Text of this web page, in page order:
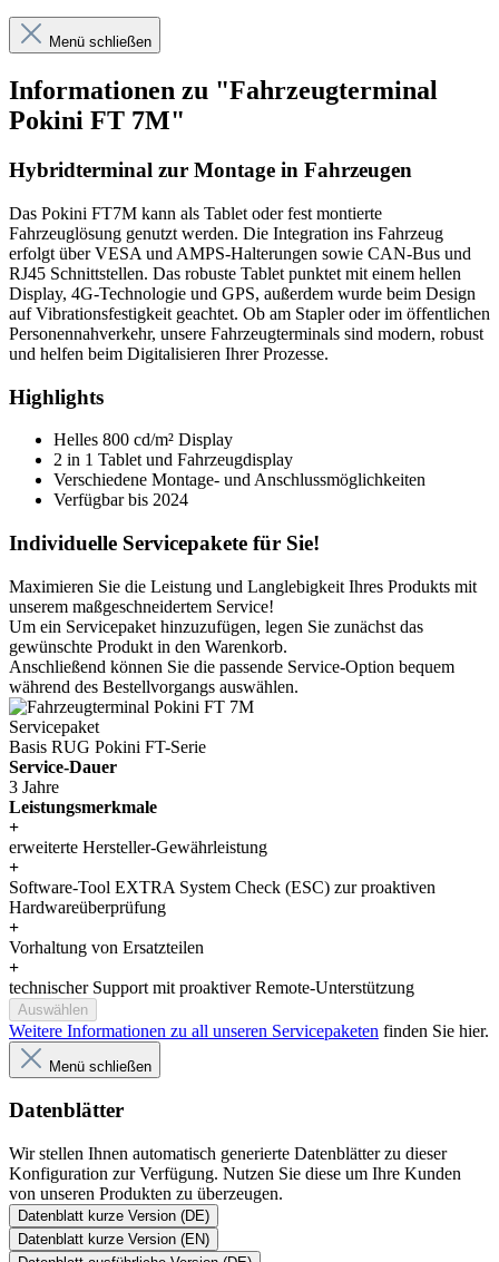
Menü schließen
Informationen zu "Fahrzeugterminal
Pokini FT 7M"
Hybridterminal zur Montage in Fahrzeugen
Das Pokini FT7M kann als Tablet oder fest montierte
Fahrzeuglösung genutzt werden. Die Integration ins Fahrzeug
erfolgt über VESA und AMPS-Halterungen sowie CAN-Bus und
RJ45 Schnittstellen. Das robuste Tablet punktet mit einem hellen
Display, 4G-Technologie und GPS, außerdem wurde beim Design
auf Vibrationsfestigkeit geachtet. Ob am Stapler oder im öffentlichen
Personennahverkehr, unsere Fahrzeugterminals sind modern, robust
und helfen beim Digitalisieren Ihrer Prozesse.
Highlights
Helles 800 cd/m² Display
2 in 1 Tablet und Fahrzeugdisplay
Verschiedene Montage- und Anschlussmöglichkeiten
Verfügbar bis 2024
Individuelle Servicepakete für Sie!
Maximieren Sie die Leistung und Langlebigkeit Ihres Produkts mit
unserem maßgeschneidertem Service!
Um ein Servicepaket hinzuzufügen, legen Sie zunächst das
gewünschte Produkt in den Warenkorb.
Anschließend können Sie die passende Service-Option bequem
während des Bestellvorgangs auswählen.
Servicepaket
Basis RUG Pokini FT-Serie
Service-Dauer
3 Jahre
Leistungsmerkmale
+
erweiterte Hersteller-Gewährleistung
+
Software-Tool EXTRA System Check (ESC) zur proaktiven
Hardwareüberprüfung
+
Vorhaltung von Ersatzteilen
+
technischer Support mit proaktiver Remote-Unterstützung
Auswählen
Weitere Informationen zu all unseren Servicepaketen finden Sie hier.
Menü schließen
Datenblätter
Wir stellen Ihnen automatisch generierte Datenblätter zu dieser
Konfiguration zur Verfügung. Nutzen Sie diese um Ihre Kunden
von unseren Produkten zu überzeugen.
Datenblatt kurze Version (DE)
Datenblatt kurze Version (EN)